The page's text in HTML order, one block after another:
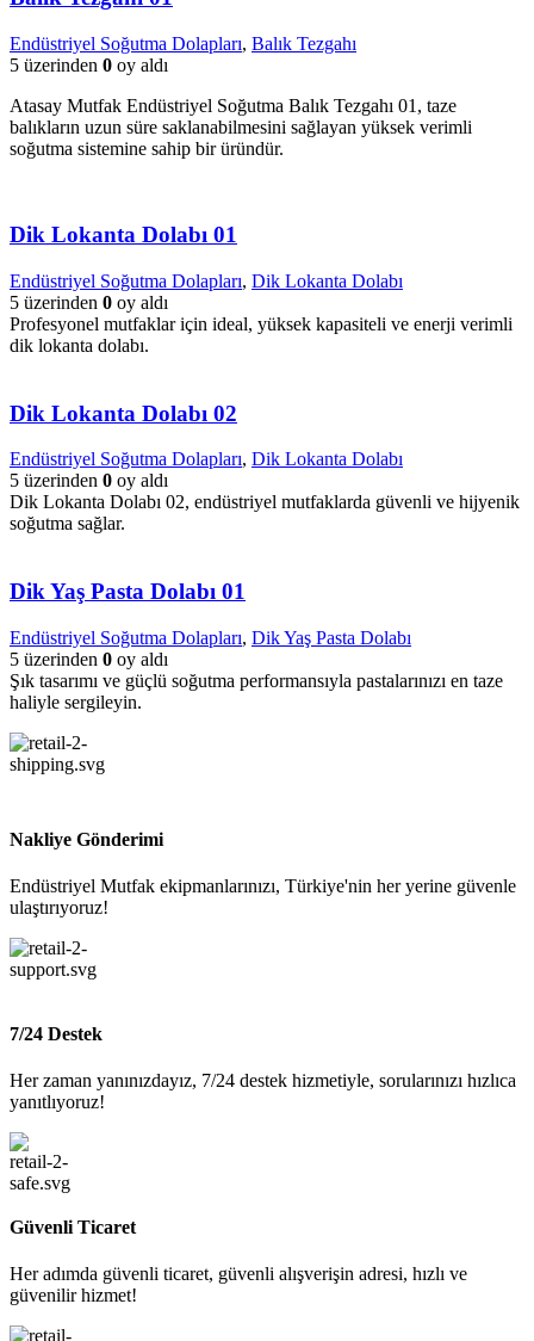
Endüstriyel Soğutma Dolapları, Balık Tezgahı
5 üzerinden 0 oy aldı
Atasay Mutfak Endüstriyel Soğutma Balık Tezgahı 01, taze
balıkların uzun süre saklanabilmesini sağlayan yüksek verimli
soğutma sistemine sahip bir üründür.
Dik Lokanta Dolabı 01
Endüstriyel Soğutma Dolapları, Dik Lokanta Dolabı
5 üzerinden 0 oy aldı
Profesyonel mutfaklar için ideal, yüksek kapasiteli ve enerji verimli
dik lokanta dolabı.
Dik Lokanta Dolabı 02
Endüstriyel Soğutma Dolapları, Dik Lokanta Dolabı
5 üzerinden 0 oy aldı
Dik Lokanta Dolabı 02, endüstriyel mutfaklarda güvenli ve hijyenik
soğutma sağlar.
Dik Yaş Pasta Dolabı 01
Endüstriyel Soğutma Dolapları, Dik Yaş Pasta Dolabı
5 üzerinden 0 oy aldı
Şık tasarımı ve güçlü soğutma performansıyla pastalarınızı en taze
haliyle sergileyin.
Nakliye Gönderimi
Endüstriyel Mutfak ekipmanlarınızı, Türkiye'nin her yerine güvenle
ulaştırıyoruz!
7/24 Destek
Her zaman yanınızdayız, 7/24 destek hizmetiyle, sorularınızı hızlıca
yanıtlıyoruz!
Güvenli Ticaret
Her adımda güvenli ticaret, güvenli alışverişin adresi, hızlı ve
güvenilir hizmet!